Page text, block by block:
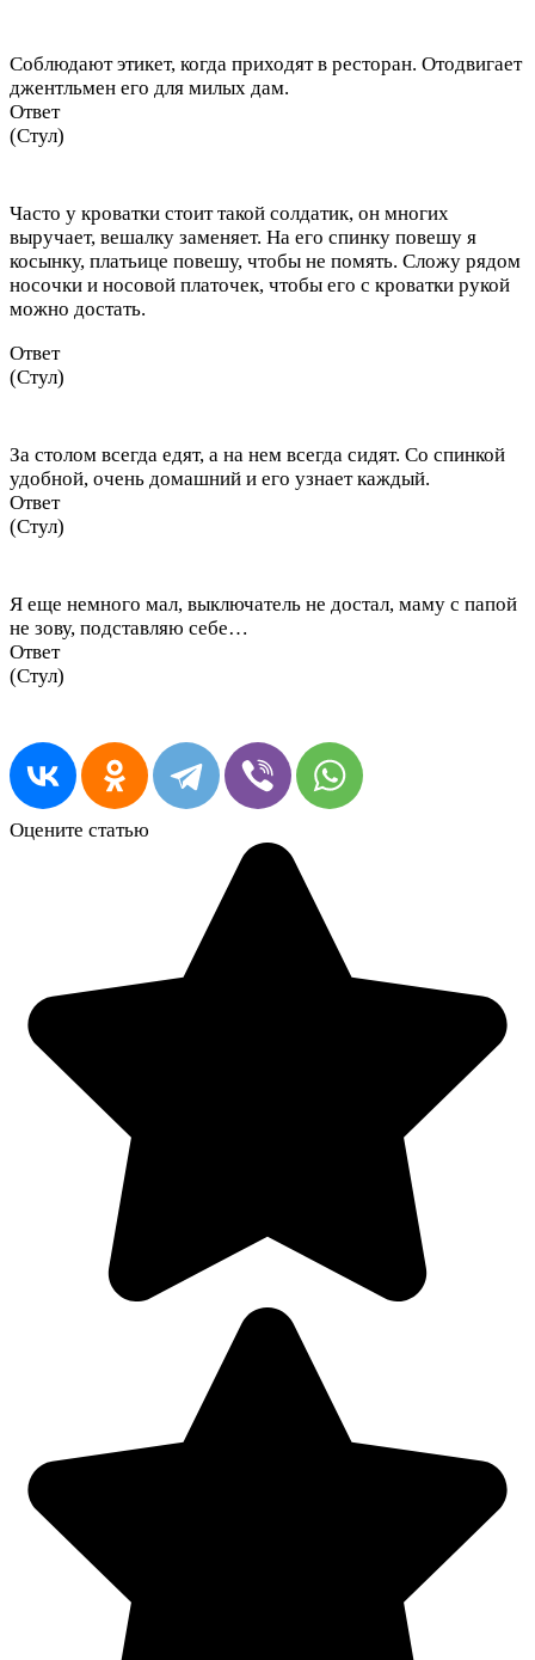
Соблюдают этикет, когда приходят в ресторан. Отодвигает
джентльмен его для милых дам.
Ответ
(Стул)
Часто у кроватки стоит такой солдатик, он многих
выручает, вешалку заменяет. На его спинку повешу я
косынку, платьице повешу, чтобы не помять. Сложу рядом
носочки и носовой платочек, чтобы его с кроватки рукой
можно достать.
Ответ
(Стул)
За столом всегда едят, а на нем всегда сидят. Со спинкой
удобной, очень домашний и его узнает каждый.
Ответ
(Стул)
Я еще немного мал, выключатель не достал, маму с папой
не зову, подставляю себе…
Ответ
(Стул)
Оцените статью